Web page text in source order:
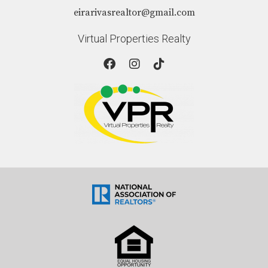
de compra para cubrir el pago inicial y otros gastos
asociados. Sin embargo, hay opciones de
financiamiento con pagos iniciales más bajos, pero
es importante considerar cómo afectarán a tus
¿Cómo elijo el vecindario adecuado?
Investiga sobre las características del vecindario,
como escuelas, transporte público, seguridad y las
perspectiva más completa sobre la vida cotidiana en
¿Debo comprar una casa nueva o una casa
eirarivasrealtor@gmail.com
Virtual Properties Realty